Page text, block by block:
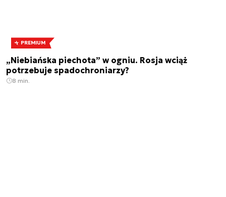
PREMIUM
„Niebiańska piechota” w ogniu. Rosja wciąż
potrzebuje spadochroniarzy?
8 min.